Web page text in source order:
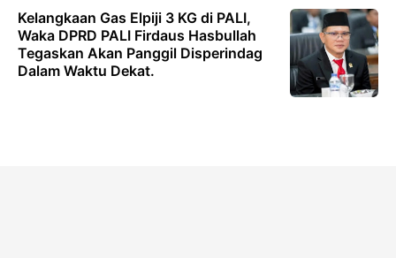
Kelangkaan Gas Elpiji 3 KG di PALI,
Waka DPRD PALI Firdaus Hasbullah
Tegaskan Akan Panggil Disperindag
Dalam Waktu Dekat.